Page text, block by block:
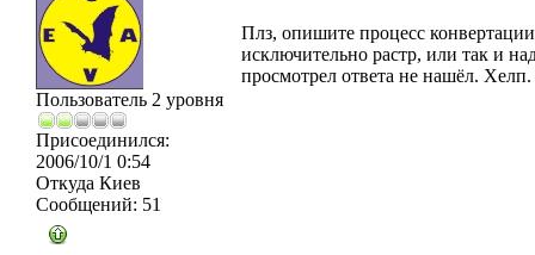
Пользователь 2 уровня
Присоединился:
2006/10/1 0:54
Откуда Киев
Сообщений: 51
Плз, опишите процесс
исключительно растр, или так и
просмотрел ответа не нашёл. Хелп.